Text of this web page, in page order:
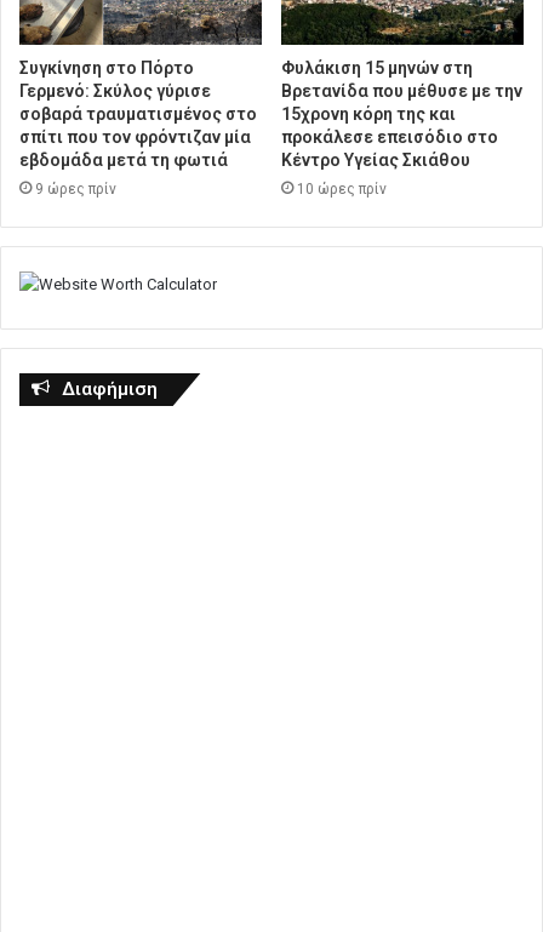
Συγκίνηση στο Πόρτο
Γερμενό: Σκύλος γύρισε
σοβαρά τραυματισμένος στο
σπίτι που τον φρόντιζαν μία
εβδομάδα μετά τη φωτιά
9 ώρες πρίν
Φυλάκιση 15 μηνών στη
Βρετανίδα που μέθυσε με την
15χρονη κόρη της και
προκάλεσε επεισόδιο στο
Κέντρο Υγείας Σκιάθου
10 ώρες πρίν
Διαφήμιση